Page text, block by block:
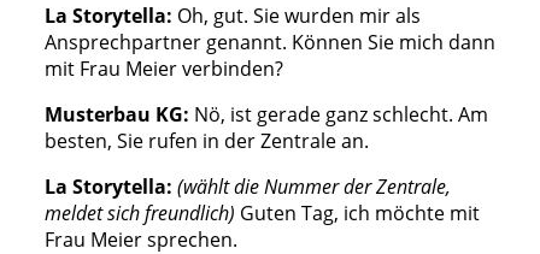
La Storytella: Oh, gut. Sie wurden mir als
Ansprechpartner genannt. Können Sie mich dann
mit Frau Meier verbinden?
Musterbau KG: Nö, ist gerade ganz schlecht. Am
besten, Sie rufen in der Zentrale an.
La Storytella: (wählt die Nummer der Zentrale,
meldet sich freundlich) Guten Tag, ich möchte mit
Frau Meier sprechen.